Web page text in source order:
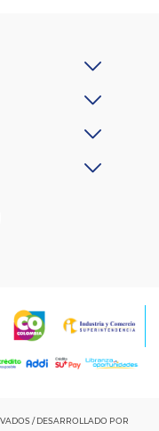
NIT 800.135.342-6
/ DESARROLLADO POR